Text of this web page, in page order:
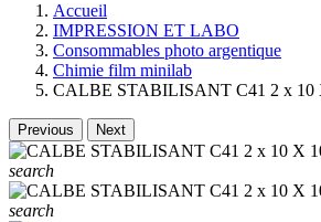
Accueil
IMPRESSION ET LABO
Consommables photo argentique
Chimie film minilab
CALBE STABILISANT C41 2 x 10
Previous Next
search
search